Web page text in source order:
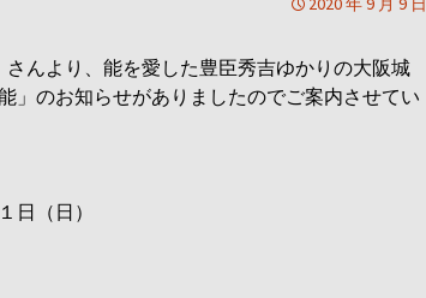
んより、能を愛した豊臣秀吉ゆかりの大阪城
」のお知らせがありましたのでご案内させてい
日（日）